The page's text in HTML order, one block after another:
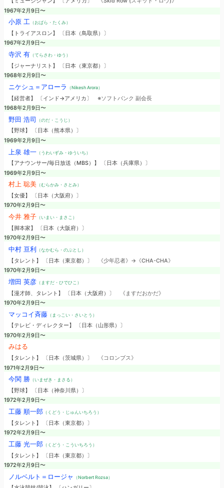
1967年2月9日〜
小原 工（おばら・たくみ）
【トライアスロン】 〔日本（鳥取県）〕
1967年2月9日〜
寺沢 有 （てらさわ・ゆう）
【ジャーナリスト】 〔日本（東京都）〕
1968年2月9日〜
ニケシュ＝アローラ （Nikesh Arora）
【経営者】 〔インド→アメリカ〕 ※ソフトバンク 副会長
1968年2月9日〜
野田 浩司 （のだ・こうじ）
【野球】 〔日本（熊本県）〕
1969年2月9日〜
上泉 雄一（うわいずみ・ゆういち）
【アナウンサー/毎日放送（MBS）】 〔日本（兵庫県）〕
1969年2月9日〜
村上 聡美（むらかみ・さとみ）
【女優】 〔日本（大阪府）〕
1970年2月9日〜
今井 雅子（いまい・まさこ）
【脚本家】 〔日本（大阪府）〕
1970年2月9日〜
中村 亘利 （なかむら・のぶとし）
【タレント】 〔日本（東京都）〕
《少年忍者》→《CHA-CHA》
1970年2月9日〜
増田 英彦（ますだ・ひでひこ）
【漫才師、タレント】 〔日本（大阪府）〕
《ますだおかだ》
1970年2月9日〜
マッコイ斉藤 （まっこい・さいとう）
【テレビ・ディレクター】 〔日本（山形県）〕
1970年2月9日〜
みはる
【タレント】 〔日本（茨城県）〕
《コロンブス》
1971年2月9日〜
今関 勝（いまぜき・まさる）
【野球】 〔日本（神奈川県）〕
1972年2月9日〜
工藤 順一郎（くどう・じゅんいちろう）
【タレント】 〔日本（東京都）〕
1972年2月9日〜
工藤 光一郎（くどう・こういちろう）
【タレント】 〔日本（東京都）〕
1972年2月9日〜
ノルベルト＝ロージャ （Norbert Rozsa）